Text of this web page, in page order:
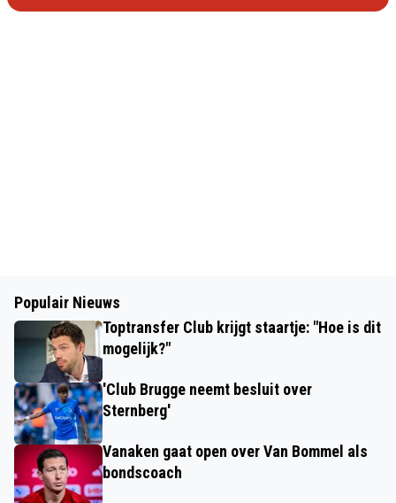
Populair Nieuws
Toptransfer Club krijgt staartje: "Hoe is dit
mogelijk?"
'Club Brugge neemt besluit over
Sternberg'
Vanaken gaat open over Van Bommel als
bondscoach